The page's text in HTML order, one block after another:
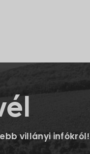
villányi infókról!